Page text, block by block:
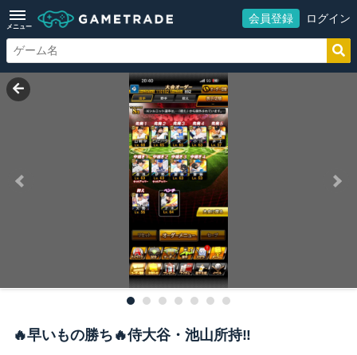
メニュー
会員登録 ログイン
🔥早いもの勝ち🔥侍大谷・池山所持‼️